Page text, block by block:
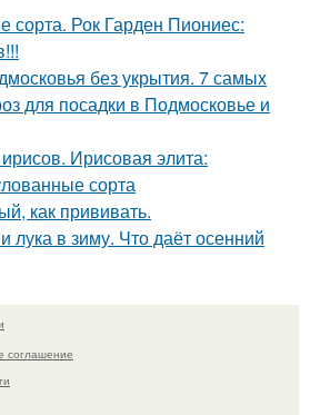
сорта. Рок Гарден Пиониес:
без укрытия. 7 самых
для посадки в Подмосковье и
Ирисовая элита:
сорта
как прививать.
лука в зиму. Что даёт осенний
соглашение